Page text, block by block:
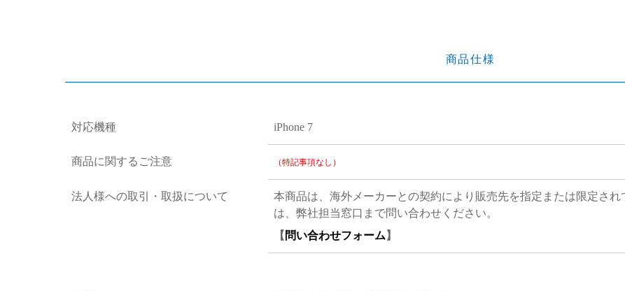
商品仕様
対応機種 iPhone 7
商品に関するご注意 （特記事項なし）
法人様への取引・取扱について
本商品は、海外メーカーとの契約により販売先を指定または限定さ
は、弊社担当窓口まで問い合わせください。
【 問い合わせフォーム】